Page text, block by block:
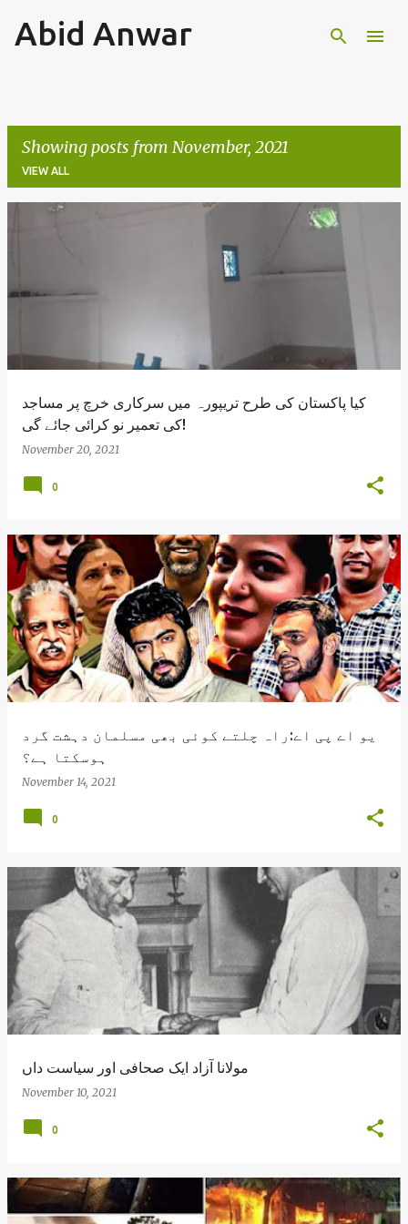
Abid Anwar
Showing posts from November, 2021
VIEW ALL
کیا پاکستان کی طرح تریپورہ میں سرکاری خرچ پر مساجد
کی تعمیر نو کرائی جائے گی!
November 20, 2021
0
یو اے پی اے:راہ چلتے کوئی بھی مسلمان دہشت گرد
ہوسکتا ہے؟
November 14, 2021
0
مولانا آزاد ایک صحافی اور سیاست داں
November 10, 2021
0